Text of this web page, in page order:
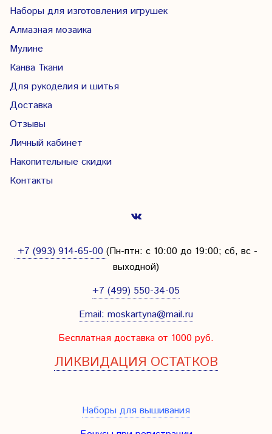
Наборы для изготовления игрушек
Алмазная мозаика
Мулине
Канва Ткани
Для рукоделия и шитья
Доставка
Отзывы
Личный кабинет
Накопительные скидки
Контакты
+7 (993) 914-65-00 (Пн-птн: с 10:00 до 19:00; сб, вс -
выходной)
+7 (499) 550-34-05
Email: moskartyna@mail.ru
Бесплатная доставка от 1000 руб.
ЛИКВИДАЦИЯ ОСТАТКОВ
Наборы для вышивания